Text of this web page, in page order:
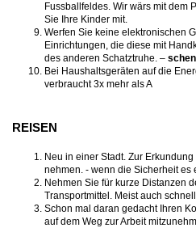
Fussballfeldes. Wir wärs mit dem
Sie Ihre Kinder mit.
Werfen Sie keine elektronischen
Einrichtungen, die diese mit
des anderen Schatztruhe. –
Bei Haushaltsgeräten auf die
verbraucht 3x mehr als A
REISEN
Neu in einer Stadt. Zur
nehmen. - wenn die Sicherheit es
Nehmen Sie für kurze Distanzen
Transportmittel. Meist auch
Schon mal daran gedacht Ihren
auf dem Weg zur Arbeit